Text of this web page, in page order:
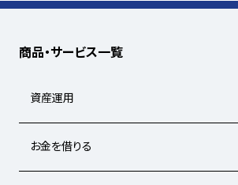
商品・サービス一覧
資産運用
お金を借りる